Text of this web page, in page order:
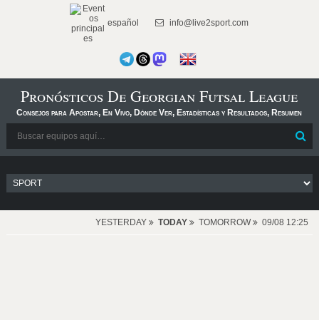
español info@live2sport.com
Pronósticos De Georgian Futsal League
Consejos para Apostar, En Vivo, Dónde Ver, Estadísticas y Resultados, Resumen
YESTERDAY TODAY TOMORROW 09/08 12:25